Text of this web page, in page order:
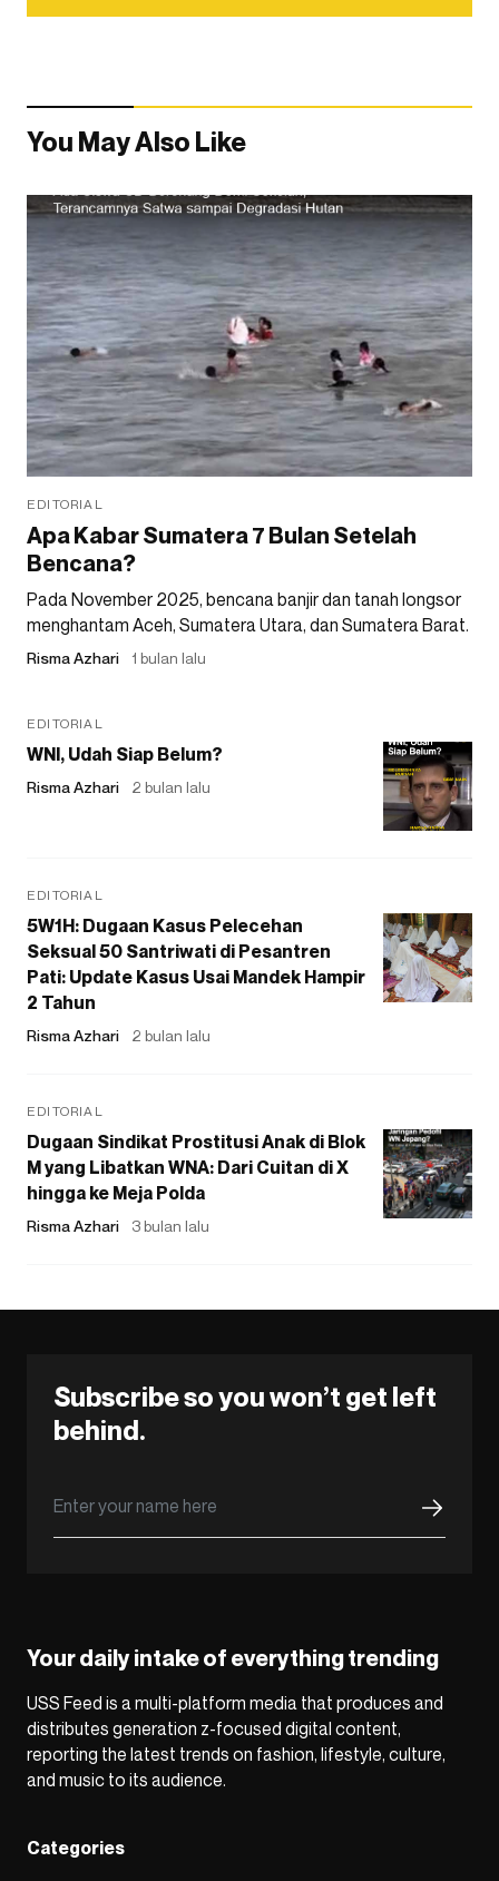
You May Also Like
EDITORIAL
Apa Kabar Sumatera 7 Bulan Setelah
Bencana?
Pada November 2025, bencana banjir dan tanah longsor
menghantam Aceh, Sumatera Utara, dan Sumatera Barat.
Risma Azhari 1 bulan lalu
EDITORIAL
WNI, Udah Siap Belum?
Risma Azhari 2 bulan lalu
EDITORIAL
5W1H: Dugaan Kasus Pelecehan
Seksual 50 Santriwati di Pesantren
Pati: Update Kasus Usai Mandek Hampir
2 Tahun
Risma Azhari 2 bulan lalu
EDITORIAL
Dugaan Sindikat Prostitusi Anak di Blok
M yang Libatkan WNA: Dari Cuitan di X
hingga ke Meja Polda
Risma Azhari 3 bulan lalu
Subscribe so you won’t get left
behind.
Your daily intake of everything trending
USS Feed is a multi-platform media that produces and
distributes generation z-focused digital content,
reporting the latest trends on fashion, lifestyle, culture,
and music to its audience.
Categories